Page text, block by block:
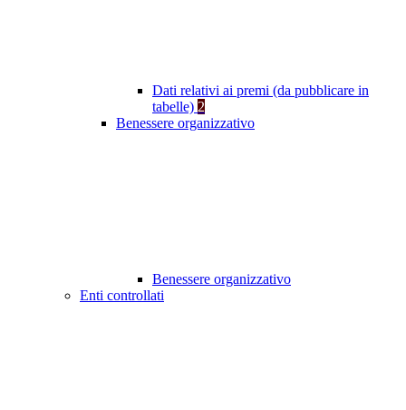
Dati relativi ai premi (da pubblicare in
tabelle) 2
Benessere organizzativo
Benessere organizzativo
Enti controllati